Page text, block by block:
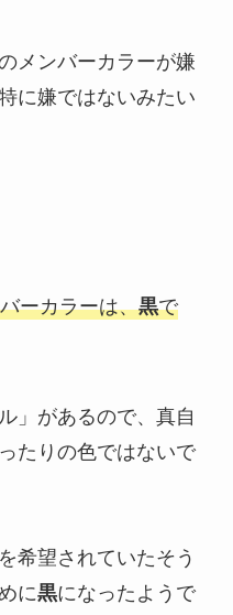
メンバーカラーが嫌
に嫌ではないみたい
ーカラーは、黒で
」があるので、真自
たりの色ではないで
希望されていたそう
に黒になったようで